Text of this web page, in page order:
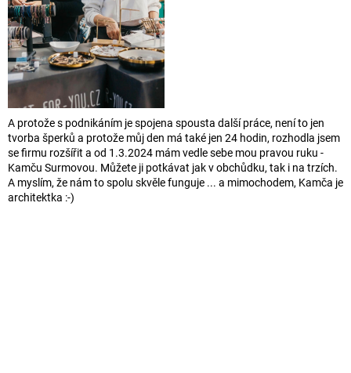
A protože s podnikáním je spojena spousta další práce, není to jen
tvorba šperků a protože můj den má také jen 24 hodin, rozhodla jsem
se firmu rozšířit a od 1.3.2024 mám vedle sebe mou pravou ruku -
Kamču Surmovou. Můžete ji potkávat jak vobchůdku, tak i na trzích.
A myslím, že nám to spolu skvěle funguje ... a mimochodem, Kamča je
architektka :-)